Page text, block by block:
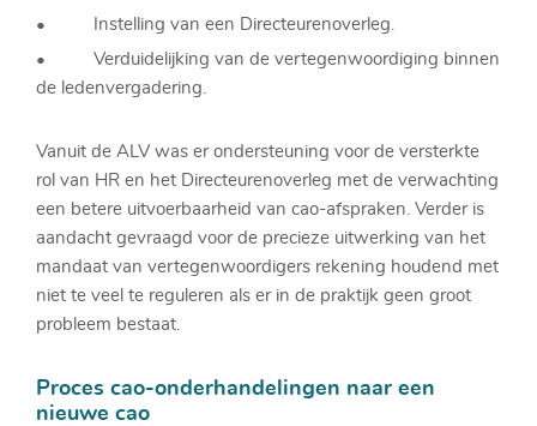
• Instelling van een Directeurenoverleg.
• Verduidelijking van de vertegenwoordiging binnen
de ledenvergadering.
Vanuit de ALV was er ondersteuning voor de versterkte
rol van HR en het Directeurenoverleg met de verwachting
een betere uitvoerbaarheid van cao-afspraken. Verder is
aandacht gevraagd voor de precieze uitwerking van het
mandaat van vertegenwoordigers rekening houdend met
niet te veel te reguleren als er in de praktijk geen groot
probleem bestaat.
Proces cao-onderhandelingen naar een
nieuwe cao